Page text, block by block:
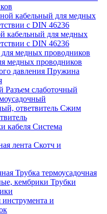
кабельный для медных
с DIN 46236
медных проводников
Пружина
Разъем слаботочный
Сжим
Система
Скотч и
Трубка термоусадочная
Трубки